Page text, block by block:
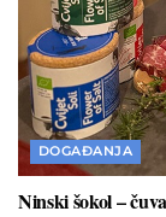
DOGAĐANJA
Ninski šokol –